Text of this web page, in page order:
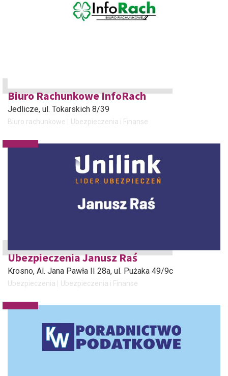
Biuro Rachunkowe InfoRach
Jedlicze, ul. Tokarskich 8/39
Biuro rachunkowe Ubezpieczenia i Finanse
Ubezpieczenia Janusz Raś
Krosno, Al. Jana Pawła II 28a, ul. Pużaka 49/9c
Ubezpieczenia Ubezpieczenia i Finanse